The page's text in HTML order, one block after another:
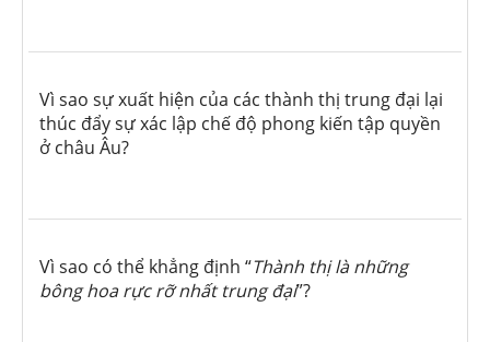
Vì sao sự xuất hiện của các thành thị trung đại lại
thúc đẩy sự xác lập chế độ phong kiến tập quyền
ở châu Âu?
Vì sao có thể khẳng định “Thành thị là những
bông hoa rực rỡ nhất trung đại”?